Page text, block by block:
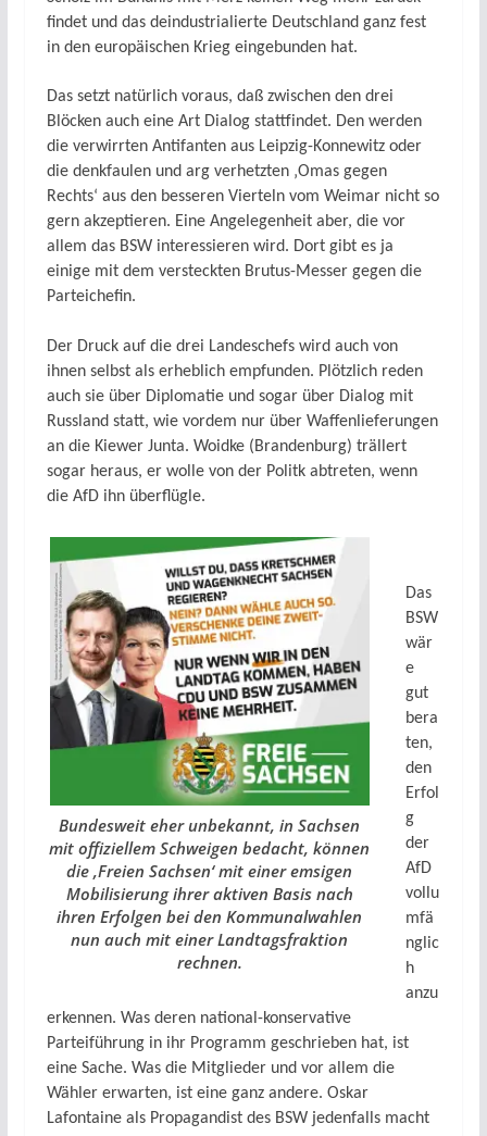
findet und das deindustrialierte Deutschland ganz fest
in den europäischen Krieg eingebunden hat.
Das setzt natürlich voraus, daß zwischen den drei
Blöcken auch eine Art Dialog stattfindet. Den werden
die verwirrten Antifanten aus Leipzig-Konnewitz oder
die denkfaulen und arg verhetzten ‚Omas gegen
Rechts‘ aus den besseren Vierteln vom Weimar nicht so
gern akzeptieren. Eine Angelegenheit aber, die vor
allem das BSW interessieren wird. Dort gibt es ja
einige mit dem versteckten Brutus-Messer gegen die
Parteichefin.
Der Druck auf die drei Landeschefs wird auch von
ihnen selbst als erheblich empfunden. Plötzlich reden
auch sie über Diplomatie und sogar über Dialog mit
Russland statt, wie vordem nur über Waffenlieferungen
an die Kiewer Junta. Woidke (Brandenburg) trällert
sogar heraus, er wolle von der Politk abtreten, wenn
die AfD ihn überflügle.
Bundesweit eher unbekannt, in Sachsen
mit offiziellem Schweigen bedacht, können
die ‚Freien Sachsen‘ mit einer emsigen
Mobilisierung ihrer aktiven Basis nach
ihren Erfolgen bei den Kommunalwahlen
nun auch mit einer Landtagsfraktion
rechnen.
Das
BSW
wär
e
gut
bera
ten,
den
Erfol
g
der
AfD
vollu
mfä
nglic
h
anzu
erkennen. Was deren national-konservative
Parteiführung in ihr Programm geschrieben hat, ist
eine Sache. Was die Mitglieder und vor allem die
Wähler erwarten, ist eine ganz andere. Oskar
Lafontaine als Propagandist des BSW jedenfalls macht